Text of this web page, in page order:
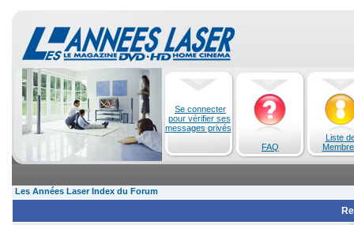
Se connecter
pour vérifier ses
messages privés
FAQ
Liste
Les Années Laser Index du Forum